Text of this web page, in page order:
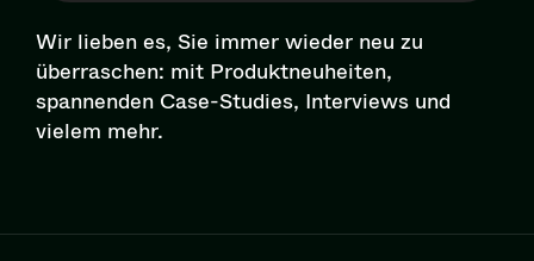
Wir lieben es, Sie immer wieder neu zu
überraschen: mit Pro­dukt­neu­hei­ten,
spannenden Case-Studies, Interviews und
vielem mehr.